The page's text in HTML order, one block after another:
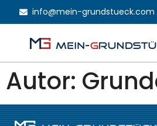
info@mein-grundstueck.com
Autor: